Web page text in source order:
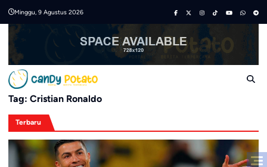
content
Minggu, 9 Agustus 2026
Tag: Cristian Ronaldo
Terbaru